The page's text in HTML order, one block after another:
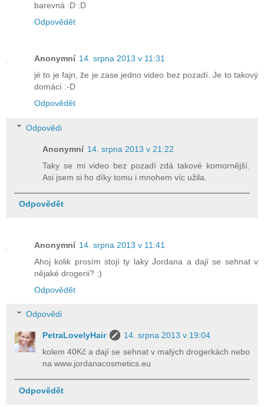
barevná :D :D
Odpovědět
Anonymní 14. srpna 2013 v 11:31
jé to je fajn, že je zase jedno video bez pozadí. Je to takový
domácí :-D
Odpovědět
Odpovědi
Anonymní 14. srpna 2013 v 21:22
Taky se mi video bez pozadí zdá takové komornější.
Asi jsem si ho díky tomu i mnohem víc užila.
Odpovědět
Anonymní 14. srpna 2013 v 11:41
Ahoj kolik prosím stojí ty laky Jordana a dají se sehnat v
nějaké drogerii? :)
Odpovědět
Odpovědi
PetraLovelyHair
14. srpna 2013 v 19:04
kolem 40Kč a dají se sehnat v malých drogerkách nebo
na www.jordanacosmetics.eu
Odpovědět